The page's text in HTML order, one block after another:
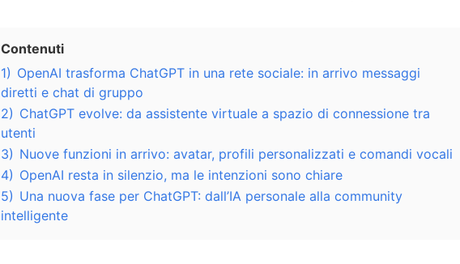
Contenuti
1) OpenAI trasforma ChatGPT in una rete sociale: in arrivo messaggi
diretti e chat di gruppo
2) ChatGPT evolve: da assistente virtuale a spazio di connessione tra
utenti
3) Nuove funzioni in arrivo: avatar, profili personalizzati e comandi vocali
4) OpenAI resta in silenzio, ma le intenzioni sono chiare
5) Una nuova fase per ChatGPT: dall’IA personale alla community
intelligente